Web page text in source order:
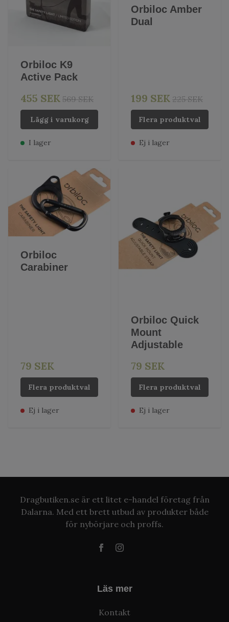
Orbiloc K9
Active Pack
455 SEK 569 SEK
Lägg i varukorg
I lager
Orbiloc Amber
Dual
199 SEK 225 SEK
Flera produktval
Ej i lager
Orbiloc
Carabiner
79 SEK
Flera produktval
Ej i lager
Orbiloc Quick
Mount
Adjustable
79 SEK
Flera produktval
Ej i lager
Dragbutiken.se är ett litet e-handel företag från
Dalarna. Med ett brett utbud av produkter både
för nybörjare och proffs.
Läs mer
Kontakt